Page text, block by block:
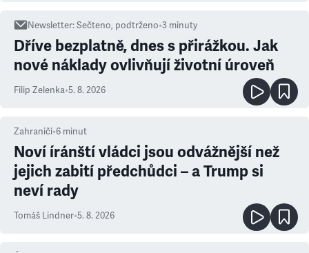
Newsletter:Sečteno, podtrženo•3 minuty
Dříve bezplatně, dnes s přirážkou. Jak
nové náklady ovlivňují životní úroveň
Filip Zelenka•5. 8. 2026
Zahraničí•6 minut
Noví íránští vládci jsou odvážnější než
jejich zabití předchůdci – a Trump si
neví rady
Tomáš Lindner•5. 8. 2026